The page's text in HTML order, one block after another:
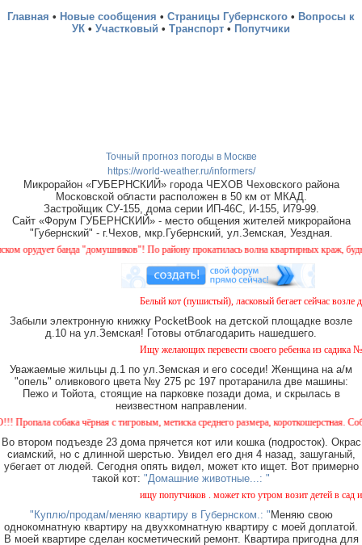
Главная • Новые сообщения • Страницы Губернского • Вопросы к
УК • Участковый • Транспорт • Попутчики
Точный прогноз погоды в Москве
https://world-weather.ru/informers/
Микрорайон «ГУБЕРНСКИЙ» города ЧЕХОВ Чеховского района
Московской области расположен в 50 км от МКАД.
Застройщик СУ-155, дома серии ИП-46С, И-155, И79-99.
Сайт «Форум ГУБЕРНСКИЙ» - место общения жителей микрорайона
"Губернский" - г.Чехов, мкр.Губернский, ул.Земская, Уездная.
банда "домушников"! По району прокатилась волна квартирных краж, будьте
Белый кот (пушистый), ласковый бегает сейчас возле
Забыли электронную книжку PocketBook на детской площадке возле
д.10 на ул.Земская! Готовы отблагодарить нашедшего.
Ищу желающих перевести своего ребенка из садика
Уважаемые жильцы д.1 по ул.Земская и его соседи! Женщина на а/м
"опель" оливкового цвета №у 275 рс 197 протаранила две машины:
Пежо и Тойота, стоящие на парковке позади дома, и скрылась в
неизвестном направлении.
собака чёрная с тигровым, метиска среднего размера, короткошерстная. Собака
Во втором подъезде 23 дома прячется кот или кошка (подросток). Окрас
сиамский, но с длинной шерстью. Увидел его дня 4 назад, зашуганый,
убегает от людей. Сегодня опять видел, может кто ищет. Вот примерно
такой кот: "Домашние животные...: "
ищу попутчиков . может кто утром возит детей в сад
"Куплю/продам/меняю квартиру в Губернском.: "Меняю свою
однокомнатную квартиру на двухкомнатную квартиру с моей доплатой.
В моей квартире сделан косметический ремонт. Квартира пригодна для